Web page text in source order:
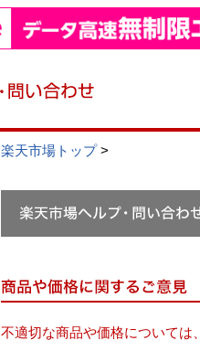
楽天市場トップ>
不適切な商品や価格については